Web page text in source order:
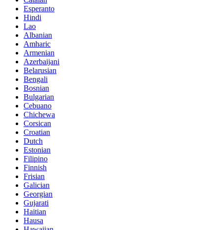
Esperanto
Hindi
Lao
Albanian
Amharic
Armenian
Azerbaijani
Belarusian
Bengali
Bosnian
Bulgarian
Cebuano
Chichewa
Corsican
Croatian
Dutch
Estonian
Filipino
Finnish
Frisian
Galician
Georgian
Gujarati
Haitian
Hausa